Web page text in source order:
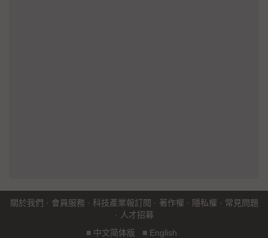
關於我們 · 會員服務 · 科技產業報訂閱 · 著作權 · 隱私權 · 常見問題
· 人才招募
■ 中文简体版 ■ English